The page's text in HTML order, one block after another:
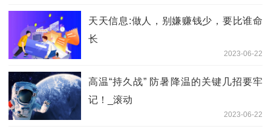
天天信息:做人，别嫌赚钱少，要比谁命
长
2023-06-22
高温“持久战” 防暑降温的关键几招要牢
记！_滚动
2023-06-22